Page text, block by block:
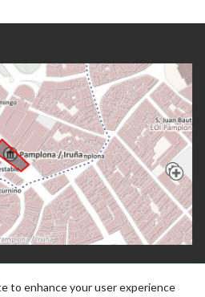
to enhance your user experience